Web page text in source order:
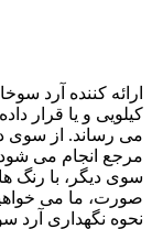
ارائه کننده آرد
کیلویی و یا قرار
می رساند. از سوی
مرجع انجام می شود.
سوی دیگر، با رنگ
صورت، ما می
نحوه نگهداری آرد